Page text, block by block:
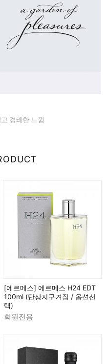
경쾌한 느낌
[에르메스] 에르메스 H24 EDT
100ml (단상자구겨짐 / 옵션선
택)
회원전용